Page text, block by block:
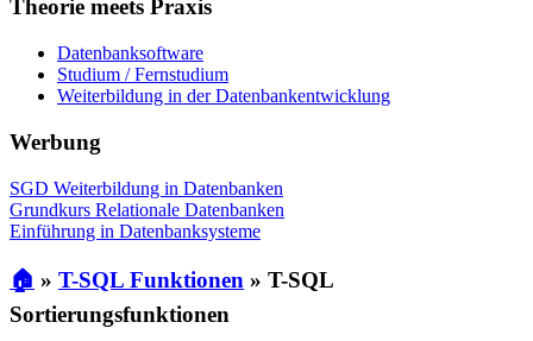
Theorie meets Praxis
Datenbanksoftware
Studium / Fernstudium
Weiterbildung in der Datenbankentwicklung
Werbung
SGD Weiterbildung in Datenbanken
Grundkurs Relationale Datenbanken
Einführung in Datenbanksysteme
🏠 » T-SQL Funktionen » T-SQL
Sortierungsfunktionen